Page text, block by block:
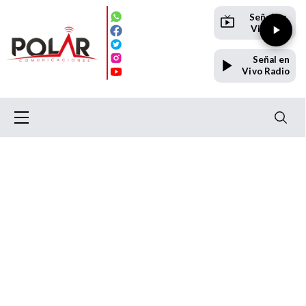
Señal en
Vivo TV
Señal en
Vivo Radio